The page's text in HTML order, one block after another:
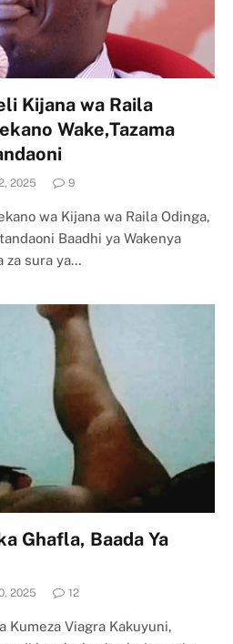
Kijana wa Raila
Wake,Tazama
2025 9
wa Kijana wa Raila Odinga,
Baadhi ya Wakenya
za sura ya…
Ghafla, Baada Ya
2025 12
Kumeza Viagra Kakuyuni,